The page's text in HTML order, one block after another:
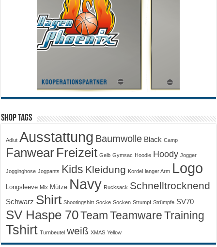
Shop Tags
Adlut Ausstattung Baumwolle Black Camp
Fanwear Freizeit Gelb Gymsac Hoodie Hoody Jogger
Jogginghose Jogpants Kids Kleidung Kordel langer Arm Logo
Longsleeve Mix Mütze Navy Rucksack Schnelltrocknend
Schwarz Shirt Shootingshirt Socke Socken Strumpf Strümpfe SV70
SV Haspe 70Team Teamware Training
Tshirt Turnbeutel weiß XMAS Yellow